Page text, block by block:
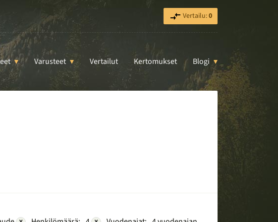
Vertailu:0
Varusteet Vertailut Kertomukset Blogi